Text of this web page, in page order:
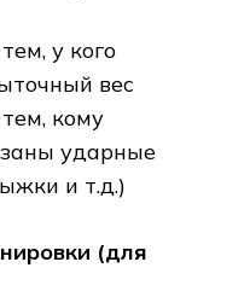
у кого
вес
кому
ударные
и т.д.)
(для